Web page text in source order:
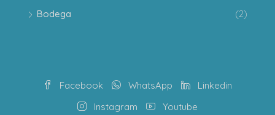
Bodega
(2)
Facebook WhatsApp
Linkedin
Instagram
Youtube